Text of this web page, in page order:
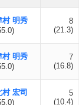
村 明秀
8
(21.3)
村 明秀
7
(16.8)
村 宏司
5
(10.4)